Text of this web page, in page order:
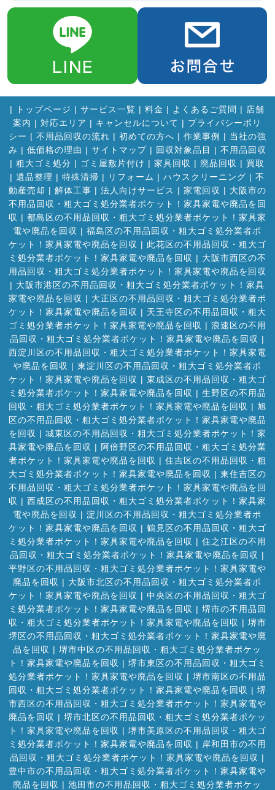
| トップページ | サービス一覧 | 料金 | よくあるご質問 | 店舗
案内 | 対応エリア | キャンセルについて | プライバシーポリ
シー | 不用品回収の流れ | 初めての方へ | 作業事例 | 当社の強
み | 低価格の理由 | サイトマップ| 回収対象品目 | 不用品回収
| 粗大ゴミ処分 | ゴミ屋敷片付け | 家具回収 | 廃品回収 | 買取
| 遺品整理 | 特殊清掃 | リフォーム | ハウスクリーニング | 不
動産売却 | 解体工事 | 法人向けサービス | 家電回収 | 大阪市の
不用品回収・粗大ゴミ処分業者ポケット！家具家電や廃品を回
収 | 都島区の不用品回収・粗大ゴミ処分業者ポケット！家具家
電や廃品を回収 | 福島区の不用品回収・粗大ゴミ処分業者ポ
ケット！家具家電や廃品を回収 | 此花区の不用品回収・粗大ゴ
ミ処分業者ポケット！家具家電や廃品を回収 | 大阪市西区の不
用品回収・粗大ゴミ処分業者ポケット！家具家電や廃品を回収
| 大阪市港区の不用品回収・粗大ゴミ処分業者ポケット！家具
家電や廃品を回収 | 大正区の不用品回収・粗大ゴミ処分業者ポ
ケット！家具家電や廃品を回収 | 天王寺区の不用品回収・粗大
ゴミ処分業者ポケット！家具家電や廃品を回収 | 浪速区の不用
品回収・粗大ゴミ処分業者ポケット！家具家電や廃品を回収 |
西淀川区の不用品回収・粗大ゴミ処分業者ポケット！家具家電
や廃品を回収 | 東淀川区の不用品回収・粗大ゴミ処分業者ポ
ケット！家具家電や廃品を回収 | 東成区の不用品回収・粗大ゴ
ミ処分業者ポケット！家具家電や廃品を回収 | 生野区の不用品
回収・粗大ゴミ処分業者ポケット！家具家電や廃品を回収 | 旭
区の不用品回収・粗大ゴミ処分業者ポケット！家具家電や廃品
を回収 | 城東区の不用品回収・粗大ゴミ処分業者ポケット！家
具家電や廃品を回収 | 阿倍野区の不用品回収・粗大ゴミ処分業
者ポケット！家具家電や廃品を回収 | 住吉区の不用品回収・粗
大ゴミ処分業者ポケット！家具家電や廃品を回収 | 東住吉区の
不用品回収・粗大ゴミ処分業者ポケット！家具家電や廃品を回
収 | 西成区の不用品回収・粗大ゴミ処分業者ポケット！家具家
電や廃品を回収 | 淀川区の不用品回収・粗大ゴミ処分業者ポ
ケット！家具家電や廃品を回収 | 鶴見区の不用品回収・粗大ゴ
ミ処分業者ポケット！家具家電や廃品を回収 | 住之江区の不用
品回収・粗大ゴミ処分業者ポケット！家具家電や廃品を回収 |
平野区の不用品回収・粗大ゴミ処分業者ポケット！家具家電や
廃品を回収 | 大阪市北区の不用品回収・粗大ゴミ処分業者ポ
ケット！家具家電や廃品を回収 | 中央区の不用品回収・粗大ゴ
ミ処分業者ポケット！家具家電や廃品を回収 | 堺市の不用品回
収・粗大ゴミ処分業者ポケット！家具家電や廃品を回収 | 堺市
堺区の不用品回収・粗大ゴミ処分業者ポケット！家具家電や廃
品を回収 | 堺市中区の不用品回収・粗大ゴミ処分業者ポケッ
ト！家具家電や廃品を回収 | 堺市東区の不用品回収・粗大ゴミ
処分業者ポケット！家具家電や廃品を回収 | 堺市南区の不用品
回収・粗大ゴミ処分業者ポケット！家具家電や廃品を回収 | 堺
市西区の不用品回収・粗大ゴミ処分業者ポケット！家具家電や
廃品を回収 | 堺市北区の不用品回収・粗大ゴミ処分業者ポケッ
ト！家具家電や廃品を回収 | 堺市美原区の不用品回収・粗大ゴ
ミ処分業者ポケット！家具家電や廃品を回収 | 岸和田市の不用
品回収・粗大ゴミ処分業者ポケット！家具家電や廃品を回収 |
豊中市の不用品回収・粗大ゴミ処分業者ポケット！家具家電や
廃品を回収 | 池田市の不用品回収・粗大ゴミ処分業者ポケッ